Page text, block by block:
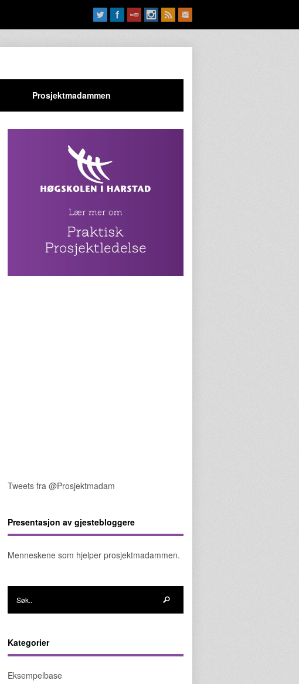
Prosjektmadammen
Tweets fra @Prosjektmadam
Presentasjon av gjestebloggere
Menneskene som hjelper prosjektmadammen.
Kategorier
Eksempelbase